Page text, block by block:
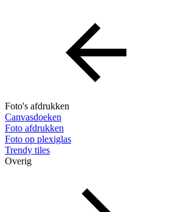
Foto's afdrukken
Canvasdoeken
Foto afdrukken
Foto op plexiglas
Trendy tiles
Overig